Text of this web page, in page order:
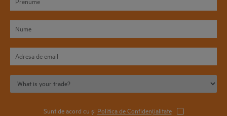
Sunt de acord cu și Politica de Confidențialitate